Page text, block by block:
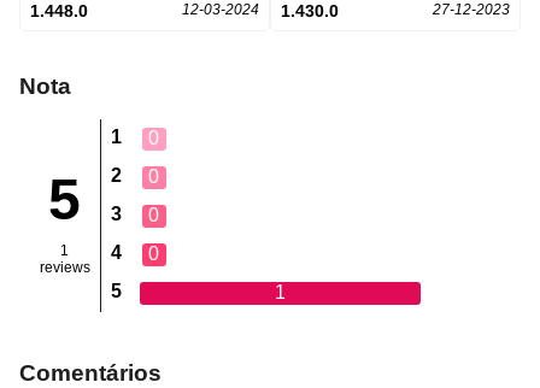
1.448.0 12-03-2024 1.430.0 27-12-2023
Nota
5
1
reviews
1
0
2
0
3
0
4
0
5
1
Comentários